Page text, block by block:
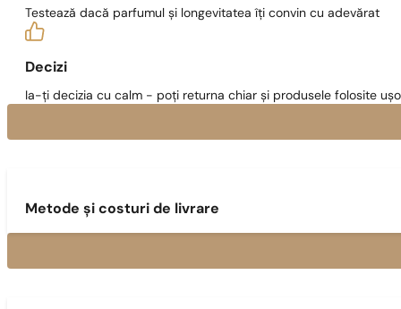
Testează dacă parfumul și longevitatea îți convin cu adevărat
Decizi
Ia-ți decizia cu calm - poți returna chiar și produsele folosite
Metode și costuri de livrare